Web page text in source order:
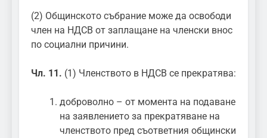
(2) Общинското събрание може да освободи
член на НДСВ от заплащане на членски внос
по социални причини.
Чл. 11. (1) Членството в НДСВ се прекратява:
доброволно – от момента на подаване
на заявлението за прекратяване на
членството пред съответния общински